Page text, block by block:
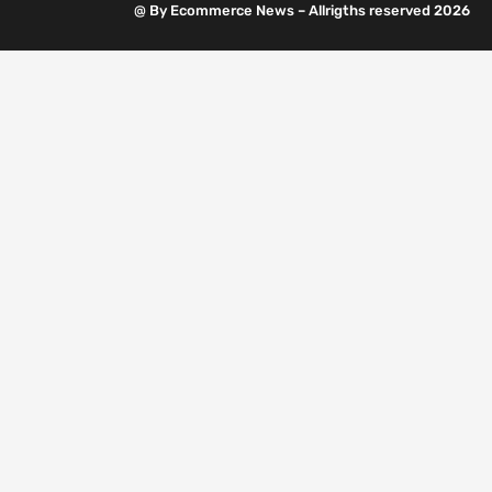
@ By Ecommerce News – Allrigths reserved 2026